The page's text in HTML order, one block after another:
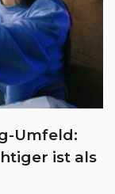
Umfeld:
ist als